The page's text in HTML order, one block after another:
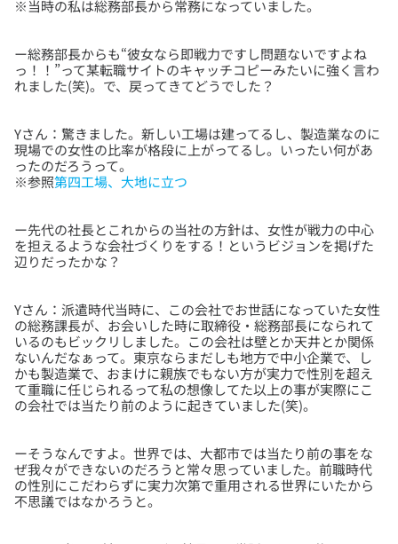
ー総務部長からも“彼女なら即戦力ですし問題ないですよね
っ！！”って某転職サイトのキャッチコピーみたいに強く言わ
Yさん：驚きました。新しい工場は建ってるし、製造業なのに
現場での女性の比率が格段に上がってるし。いったい何があ
ったのだろうって。
※参照第四工場、大地に立つ
ー先代の社長とこれからの当社の方針は、女性が戦力の中心
を担えるような会社づくりをする！というビジョンを掲げた
Yさん：派遣時代当時に、この会社でお世話になっていた女性
の総務課長が、お会いした時に取締役・総務部長になられて
いるのもビックリしました。この会社は壁とか天井とか関係
ないんだなぁって。東京ならまだしも地方で中小企業で、し
かも製造業で、おまけに親族でもない方が実力で性別を超え
て重職に任じられるって私の想像してた以上の事が実際にこ
ーそうなんですよ。世界では、大都市では当たり前の事をな
ぜ我々ができないのだろうと常々思っていました。前職時代
の性別にこだわらずに実力次第で重用される世界にいたから